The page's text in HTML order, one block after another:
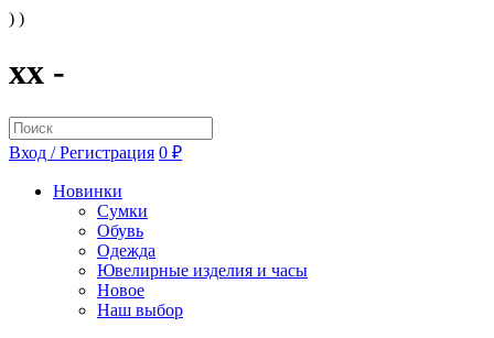
) )
xx -
Вход / Регистрация 0 ₽
Новинки
Сумки
Обувь
Одежда
Ювелирные изделия и часы
Новое
Наш выбор